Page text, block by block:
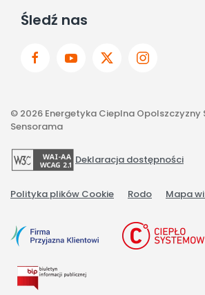
Śledź nas
© 2026 Energetyka Cieplna Opolszczyzny
Sensorama
Deklaracja dostępności
Polityka plików Cookie Rodo Mapa